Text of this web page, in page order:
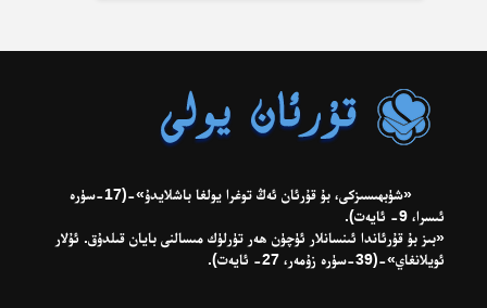
«شۈبھىسىزكى، بۇ قۇرئان ئەڭ توغرا يولغا باشلايدۇ»-(17-سۈرە
ئىسرا، 9- ئايەت).
«بىز بۇ قۇرئاندا ئىنسانلار ئۈچۈن ھەر تۈرلۈك مىسالنى بايان قىلدۇق. ئۇلار
ئويلانغاي»-(39-سۈرە زۇمەر، 27- ئايەت).